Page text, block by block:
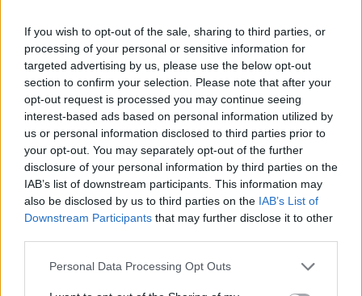
If you wish to opt-out of the sale, sharing to third parties, or
processing of your personal or sensitive information for
targeted advertising by us, please use the below opt-out
section to confirm your selection. Please note that after your
opt-out request is processed you may continue seeing
interest-based ads based on personal information utilized by
us or personal information disclosed to third parties prior to
your opt-out. You may separately opt-out of the further
disclosure of your personal information by third parties on the
IAB’s list of downstream participants. This information may
also be disclosed by us to third parties on the IAB’s List of
Downstream Participants that may further disclose it to other
Please note that this website/app uses one or more Google
Personal Data Processing Opt Outs
på massasje-benken. Det gjorde seg.
I dag var Marit VM´s beste 20-åring og debutant.
– Håpet var å klare en plass blant de 20-30 beste
för start. At jeg skulle bli nummer 19 i denne
konkurranseformen, hadde jeg ikke trodd,
forteller hun.
Og:
– I morgen skal jeg slappe av, trene rolig og se på
guttas 30 km. Så er jeg klar til tirsdagens tier!